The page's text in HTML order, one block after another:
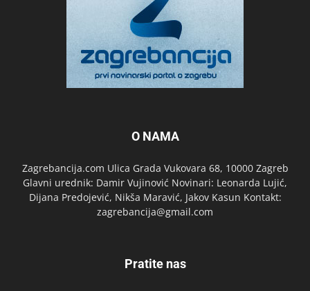
O NAMA
Zagrebancija.com Ulica Grada Vukovara 68, 10000 Zagreb
Glavni urednik: Damir Vujinović Novinari: Leonarda Lujić,
Dijana Predojević, Nikša Maravić, Jakov Kasun Kontakt:
zagrebancija@gmail.com
Pratite nas